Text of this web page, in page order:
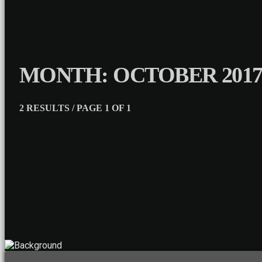
MONTH: OCTOBER 2017
2 RESULTS / PAGE 1 OF 1